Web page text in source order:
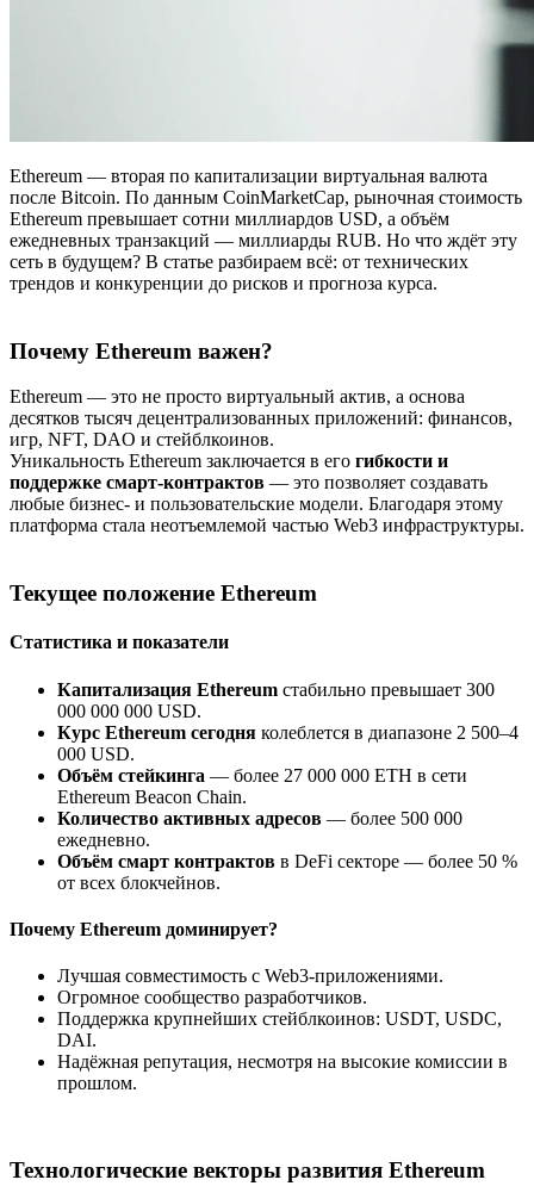
Ethereum — вторая по капитализации виртуальная валюта
после Bitcoin. По данным CoinMarketCap, рыночная стоимость
Ethereum превышает сотни миллиардов USD, а объём
ежедневных транзакций — миллиарды RUB. Но что ждёт эту
сеть в будущем? В статье разбираем всё: от технических
трендов и конкуренции до рисков и прогноза курса.
Почему Ethereum важен?
Ethereum — это не просто виртуальный актив, а основа
десятков тысяч децентрализованных приложений: финансов,
игр, NFT, DAO и стейблкоинов.
Уникальность Ethereum заключается в его гибкости и
поддержке смарт-контрактов — это позволяет создавать
любые бизнес- и пользовательские модели. Благодаря этому
платформа стала неотъемлемой частью Web3 инфраструктуры.
Текущее положение Ethereum
Статистика и показатели
Капитализация Ethereum стабильно превышает 300
000 000 000 USD.
Курс Ethereum сегодня колеблется в диапазоне 2 500–4
000 USD.
Объём стейкинга — более 27 000 000 ETH в сети
Ethereum Beacon Chain.
Количество активных адресов — более 500 000
ежедневно.
Объём смарт контрактов в DeFi секторе — более 50 %
от всех блокчейнов.
Почему Ethereum доминирует?
Лучшая совместимость с Web3-приложениями.
Огромное сообщество разработчиков.
Поддержка крупнейших стейблкоинов: USDT, USDC,
DAI.
Надёжная репутация, несмотря на высокие комиссии в
прошлом.
Технологические векторы развития Ethereum